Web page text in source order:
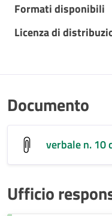
Formati disponibili
Licenza di
Documento
verbale n. 10
Ufficio